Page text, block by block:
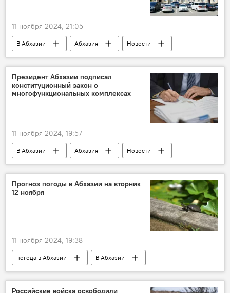
11 ноября 2024, 21:05
В Абхазии Абхазия Новости
Президент Абхазии подписал
конституционный закон о
многофункциональных комплексах
11 ноября 2024, 19:57
В Абхазии Абхазия Новости
Прогноз погоды в Абхазии на вторник
12 ноября
11 ноября 2024, 19:38
погода в Абхазии В Абхазии
Российские войска освободили